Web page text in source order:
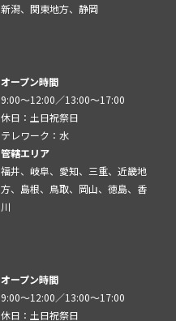
新潟、関東地方、静岡
オープン時間
9:00～12:00／13:00～17:00
休日：土日祝祭日
テレワーク：水
管轄エリア
福井、岐阜、愛知、三重、近畿地
方、島根、鳥取、岡山、徳島、香
川
オープン時間
9:00～12:00／13:00～17:00
休日：土日祝祭日